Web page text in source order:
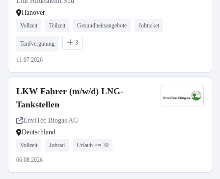
Hanover
Vollzeit Teilzeit Gesundheitsangebote Jobticket
Tarifvergütung 3
11.07.2026
LKW Fahrer (m/w/d) LNG-
Tankstellen
EnviTec Biogas AG
Deutschland
Vollzeit Jobrad Urlaub >= 30
06.08.2026